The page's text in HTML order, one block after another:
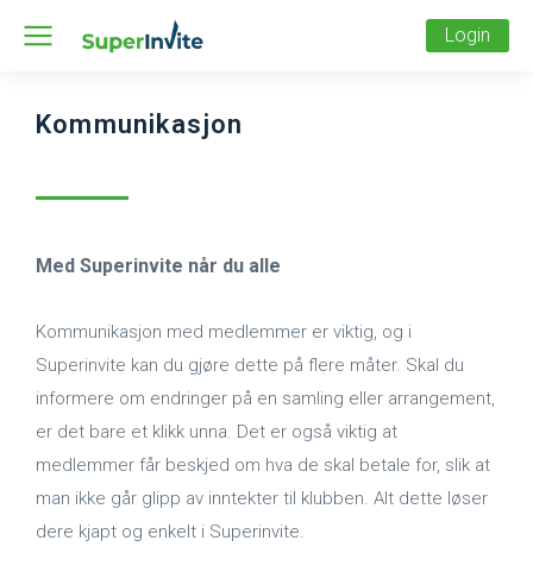
Login
Kommunikasjon
Med Superinvite når du alle
Kommunikasjon med medlemmer er viktig, og i
Superinvite kan du gjøre dette på flere måter. Skal du
informere om endringer på en samling eller arrangement,
er det bare et klikk unna. Det er også viktig at
medlemmer får beskjed om hva de skal betale for, slik at
man ikke går glipp av inntekter til klubben. Alt dette løser
dere kjapt og enkelt i Superinvite.